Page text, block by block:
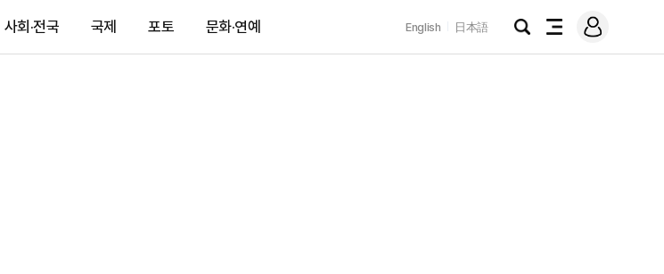
사회·전국 국제 포토 문화·연예 English 日本語
검
전
메
그